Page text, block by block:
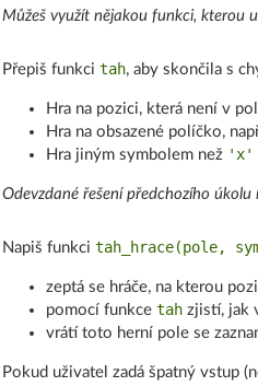
Můžeš využít nějakou funkci, kterou
Přepiš funkci tah, aby skončila s
Hra na pozici, která není v
Hra na obsazené políčko,
Hra jiným symbolem než 'x'
Odevzdané řešení předchozího úkolu
Napiš funkci tah_hrace(pole,
zeptá se hráče, na kterou
pomocí funkce tahzjistí, jak
vrátí toto herní pole se
Pokud uživatel zadá špatný vstup